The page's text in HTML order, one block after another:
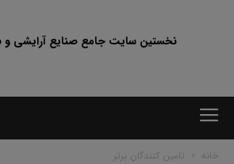
نخستین سایت جامع صنایع آرایشی و
خانه تامین کنندگان برتر